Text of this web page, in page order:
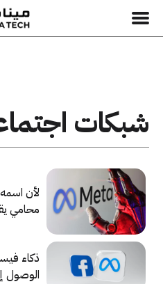
شبكات
لأن
محامي
ذكاء
الوصول